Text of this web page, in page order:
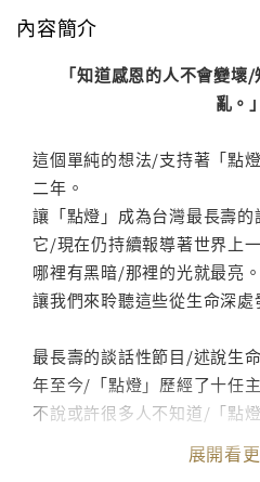
內容簡介
「知道感恩的人不會變
亂。」
這個單純的想法/支持著「點
二年。
讓「點燈」成為台灣最長壽的
它/現在仍持續報導著世界上
哪裡有黑暗/那裡的光就最亮。
讓我們來聆聽這些從生命深處
最長壽的談話性節目/述說生
年至今/「點燈」歷經了十任
不說或許很多人不知道/「點
而來！二十幾年來/張光斗為
撐/四處募款……奇妙的是/每
展開看